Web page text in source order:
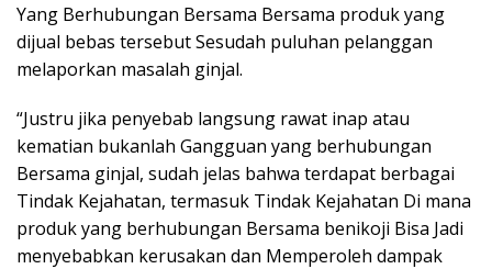
Yang Berhubungan Bersama Bersama produk yang
dijual bebas tersebut Sesudah puluhan pelanggan
melaporkan masalah ginjal.
“Justru jika penyebab langsung rawat inap atau
kematian bukanlah Gangguan yang berhubungan
Bersama ginjal, sudah jelas bahwa terdapat berbagai
Tindak Kejahatan, termasuk Tindak Kejahatan Di mana
produk yang berhubungan Bersama benikoji Bisa Jadi
menyebabkan kerusakan dan Memperoleh dampak